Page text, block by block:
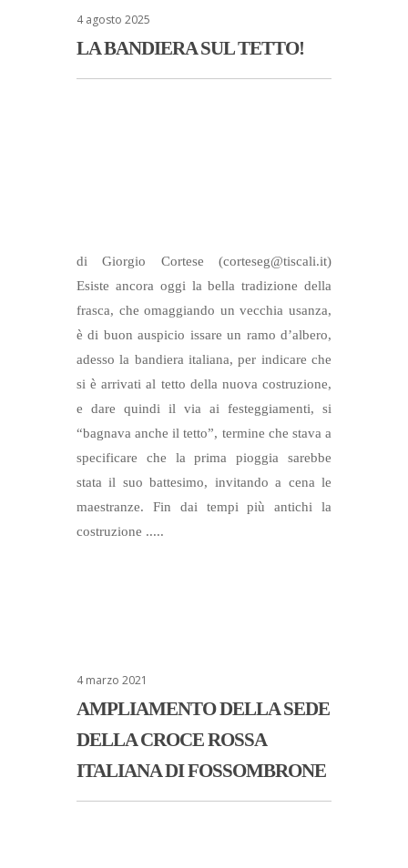
4 agosto 2025
LA BANDIERA SUL TETTO!
di Giorgio Cortese (corteseg@tiscali.it)
Esiste ancora oggi la bella tradizione della
frasca, che omaggiando un vecchia usanza,
è di buon auspicio issare un ramo d’albero,
adesso la bandiera italiana, per indicare che
si è arrivati al tetto della nuova costruzione,
e dare quindi il via ai festeggiamenti, si
“bagnava anche il tetto”, termine che stava a
specificare che la prima pioggia sarebbe
stata il suo battesimo, invitando a cena le
maestranze. Fin dai tempi più antichi la
costruzione .....
4 marzo 2021
AMPLIAMENTO DELLA SEDE
DELLA CROCE ROSSA
ITALIANA DI FOSSOMBRONE